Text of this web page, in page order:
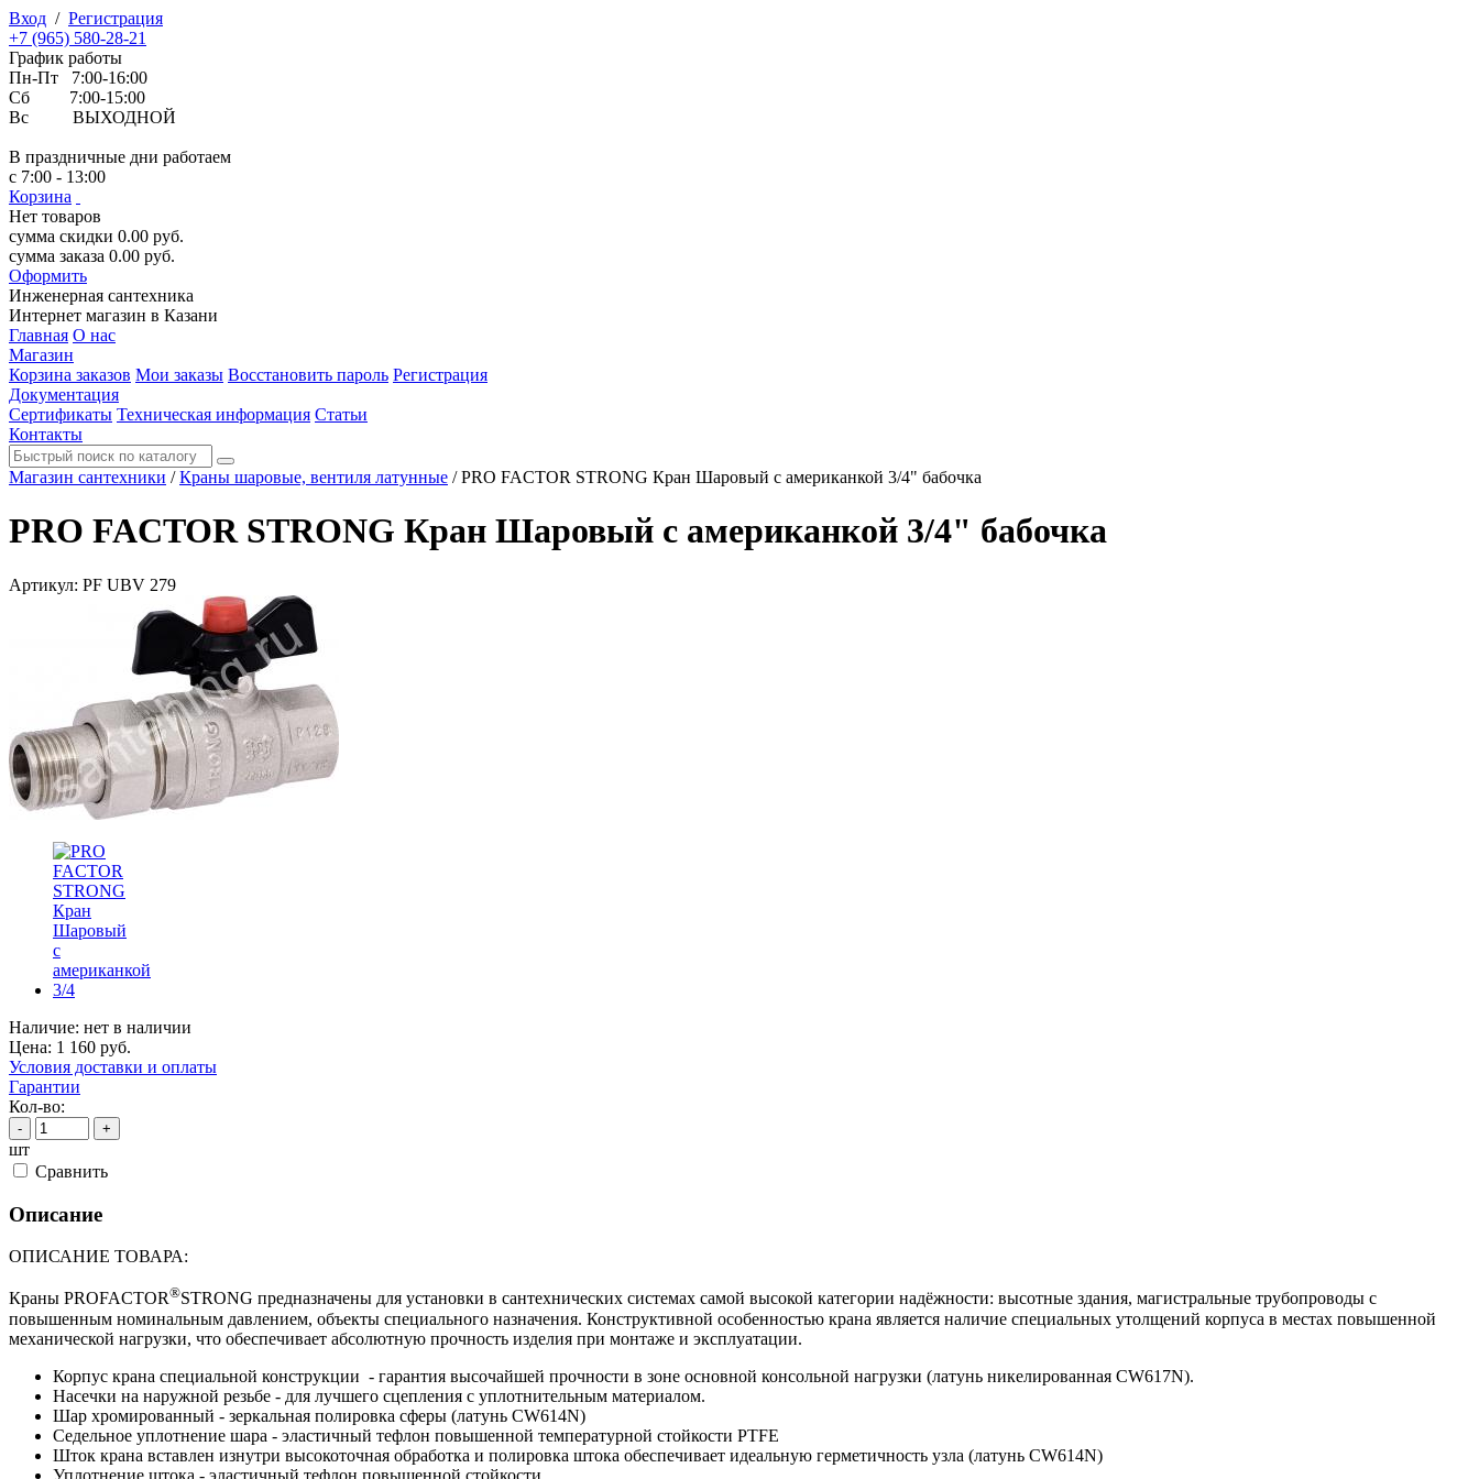
Вход / Регистрация
+7 (965) 580-28-21
График работы
Пн-Пт 7:00-16:00
Сб 7:00-15:00
Вс ВЫХОДНОЙ
В праздничные дни работаем
с 7:00 - 13:00
Корзина
Нет товаров
сумма скидки 0.00 руб.
сумма заказа 0.00 руб.
Оформить
Инженерная сантехника
Интернет магазин в Казани
Главная О нас
Магазин
Корзина заказов Мои заказы Восстановить пароль Регистрация
Документация
Сертификаты Техническая информация Статьи
Контакты
Магазин сантехники / Краны шаровые, вентиля латунные / PRO FACTOR STRONG Кран Шаровый с американкой 3/4" бабочка
PRO FACTOR STRONG Кран Шаровый с американкой 3/4" бабочка
Артикул: PF UBV 279
Наличие: нет в наличии
Цена: 1 160 руб.
Условия доставки и оплаты
Гарантии
Кол-во:
- +
шт
Cравнить
Описание
ОПИСАНИЕ ТОВАРА:
Краны PROFACTOR®STRONG предназначены для установки в сантехнических системах самой высокой категории надёжности: высотные здания, магистральные трубопроводы с
повышенным номинальным давлением, объекты специального назначения. Конструктивной особенностью крана является наличие специальных утолщений корпуса в местах повышенной
механической нагрузки, что обеспечивает абсолютную прочность изделия при монтаже и эксплуатации.
Корпус крана специальной конструкции - гарантия высочайшей прочности в зоне основной консольной нагрузки (латунь никелированная CW617N).
Насечки на наружной резьбе - для лучшего сцепления с уплотнительным материалом.
Шар хромированный - зеркальная полировка сферы (латунь CW614N)
Седельное уплотнение шара - эластичный тефлон повышенной температурной стойкости PTFE
Шток крана вставлен изнутри высокоточная обработка и полировка штока обеспечивает идеальную герметичность узла (латунь CW614N)
Уплотнение штока - эластичный тефлон повышенной стойкости